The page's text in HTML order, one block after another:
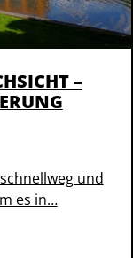
–
und
es in…